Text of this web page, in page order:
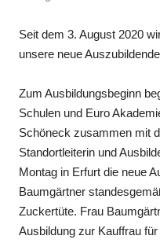
Seit dem 3. August 2020
unsere neue
Zum Ausbildungsbeginn
Schulen und Euro
Schöneck zusammen mit
Standortleiterin und
Montag in Erfurt die neue
Baumgärtner
Zuckertüte. Frau
Ausbildung zur Kauffrau